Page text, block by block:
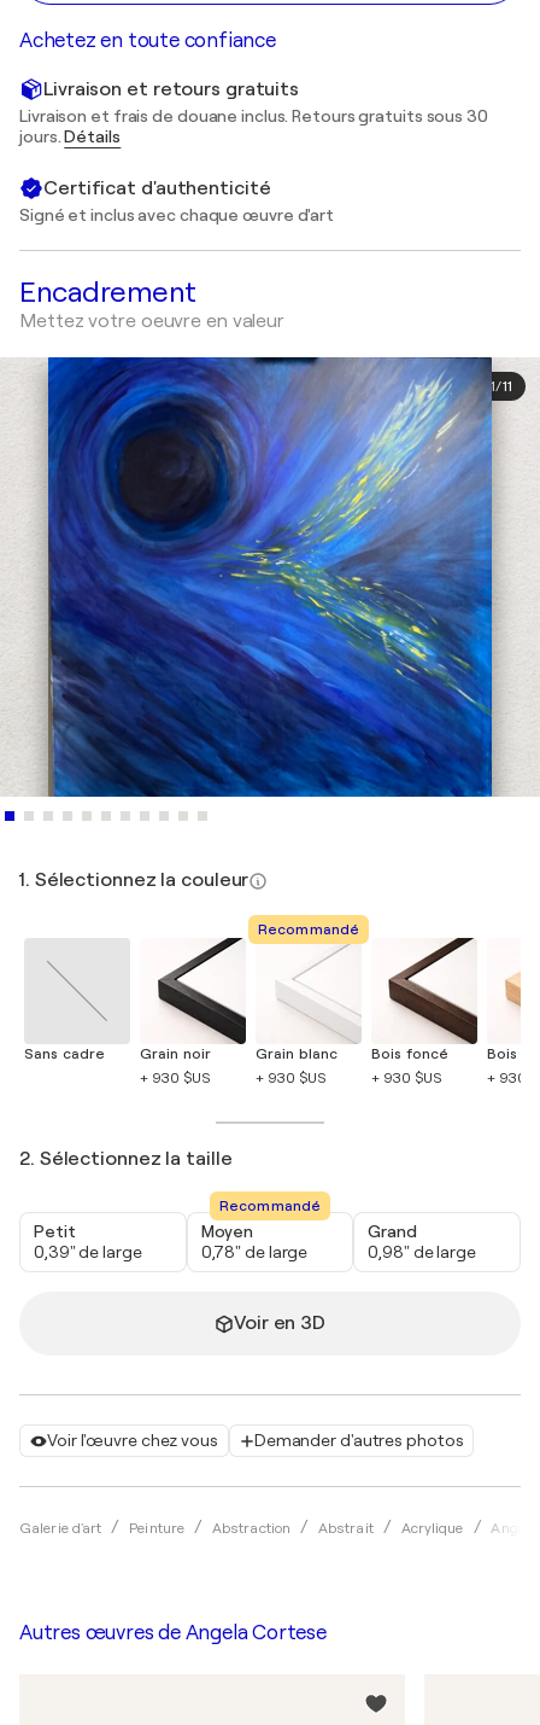
Voir l'œuvre chez vous Demander d'autres photos
Galerie d'art Peinture Abstraction Abstrait Acrylique
Achetez en toute confiance
Livraison et retours gratuits
Livraison et frais de douane inclus. Retours gratuits sous 30
jours.Détails
Certificat d'authenticité
Signé et inclus avec chaque œuvre d'art
Encadrement
Mettez votre oeuvre en valeur
1/11
1. Sélectionnez la couleur
Sans cadre
Grain noir
+ 930 $US
Recommandé
Grain blanc
+ 930 $US
Bois foncé
+ 930 $US
Bois
+ 930
2. Sélectionnez la taille
Petit
0,39" de large
Recommandé
Moyen
0,78" de large
Grand
0,98" de large
Voir en 3D
Autres œuvres de Angela Cortese